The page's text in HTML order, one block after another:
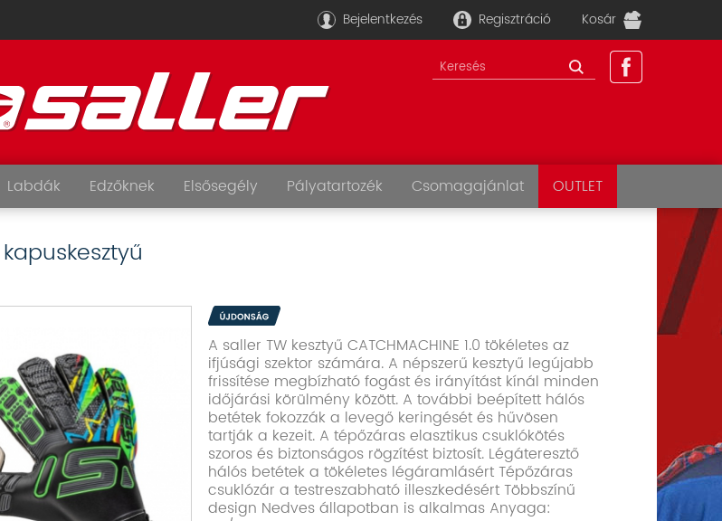
Bejelentkezés Regisztráció Kosár
Labdák Edzőknek Elsősegély Pályatartozék Csomagajánlat OUTLET
kapuskesztyű
A saller TW kesztyű CATCHMACHINE 1.0 tökéletes az
ifjúsági szektor számára. A népszerű kesztyű legújabb
frissítése megbízható fogást és irányítást kínál minden
időjárási körülmény között. A további beépített hálós
betétek fokozzák a levegő keringését és hűvösen
tartják a kezeit. A tépőzáras elasztikus csuklókötés
szoros és biztonságos rögzítést biztosít. Légáteresztő
hálós betétek a tökéletes légáramlásért Tépőzáras
csuklózár a testreszabható illeszkedésért Többszínű
design Nedves állapotban is alkalmas Anyaga: